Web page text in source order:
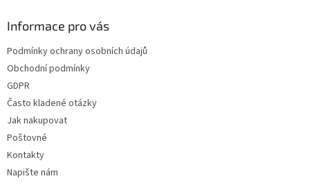
Informace pro vás
Podmínky ochrany osobních údajů
Obchodní podmínky
GDPR
Často kladené otázky
Jak nakupovat
Poštovné
Kontakty
Napište nám